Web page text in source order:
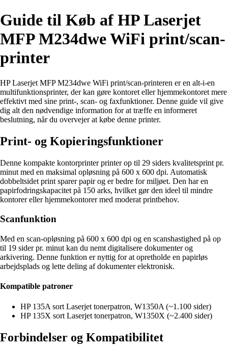
Guide til Køb af HP Laserjet
MFP M234dwe WiFi print/scan-
printer
HP Laserjet MFP M234dwe WiFi print/scan-printeren er en alt-i-en
multifunktionsprinter, der kan gøre kontoret eller hjemmekontoret mere
effektivt med sine print-, scan- og faxfunktioner. Denne guide vil give
dig alt den nødvendige information for at træffe en informeret
beslutning, når du overvejer at købe denne printer.
Print- og Kopieringsfunktioner
Denne kompakte kontorprinter printer op til 29 siders kvalitetsprint pr.
minut med en maksimal opløsning på 600 x 600 dpi. Automatisk
dobbeltsidet print sparer papir og er bedre for miljøet. Den har en
papirfodringskapacitet på 150 arks, hvilket gør den ideel til mindre
kontorer eller hjemmekontorer med moderat printbehov.
Scanfunktion
Med en scan-opløsning på 600 x 600 dpi og en scanshastighed på op
til 19 sider pr. minut kan du nemt digitalisere dokumenter og
arkivering. Denne funktion er nyttig for at opretholde en papirløs
arbejdsplads og lette deling af dokumenter elektronisk.
Kompatible patroner
HP 135A sort Laserjet tonerpatron, W1350A (~1.100 sider)
HP 135X sort Laserjet tonerpatron, W1350X (~2.400 sider)
Forbindelser og Kompatibilitet